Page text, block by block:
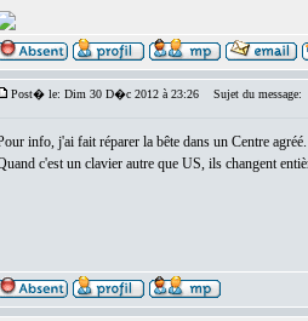
Post� le: Dim 30 D�c 2012 à 23:26 Sujet du message:
info, j'ai fait réparer la bête dans un Centre agréé.
c'est un clavier autre que US, ils changent